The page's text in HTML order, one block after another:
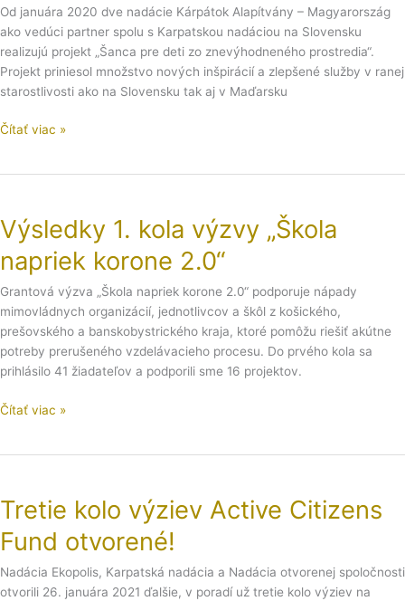
Od januára 2020 dve nadácie Kárpátok Alapítvány – Magyarország
ako vedúci partner spolu s Karpatskou nadáciou na Slovensku
realizujú projekt „Šanca pre deti zo znevýhodneného prostredia“.
Projekt priniesol množstvo nových inšpirácií a zlepšené služby v ranej
starostlivosti ako na Slovensku tak aj v Maďarsku
ranej
starostlivosti
však
pokračuje
Čítať viac »
Výsledky 1. kola výzvy „Škola
napriek korone 2.0“
Grantová výzva „Škola napriek korone 2.0“ podporuje nápady
mimovládnych organizácií, jednotlivcov a škôl z košického,
prešovského a banskobystrického kraja, ktoré pomôžu riešiť akútne
potreby prerušeného vzdelávacieho procesu. Do prvého kola sa
prihlásilo 41 žiadateľov a podporili sme 16 projektov.
kola
výzvy
„Škola
napriek
korone
2.0“
Čítať viac »
Tretie kolo výziev Active Citizens
Fund otvorené!
Nadácia Ekopolis, Karpatská nadácia a Nadácia otvorenej spoločnosti
otvorili 26. januára 2021 ďalšie, v poradí už tretie kolo výziev na
výziev
Active
Citizens
Fund
otvorené!